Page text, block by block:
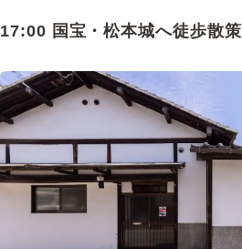
17:00 国宝・松本城へ徒歩散策